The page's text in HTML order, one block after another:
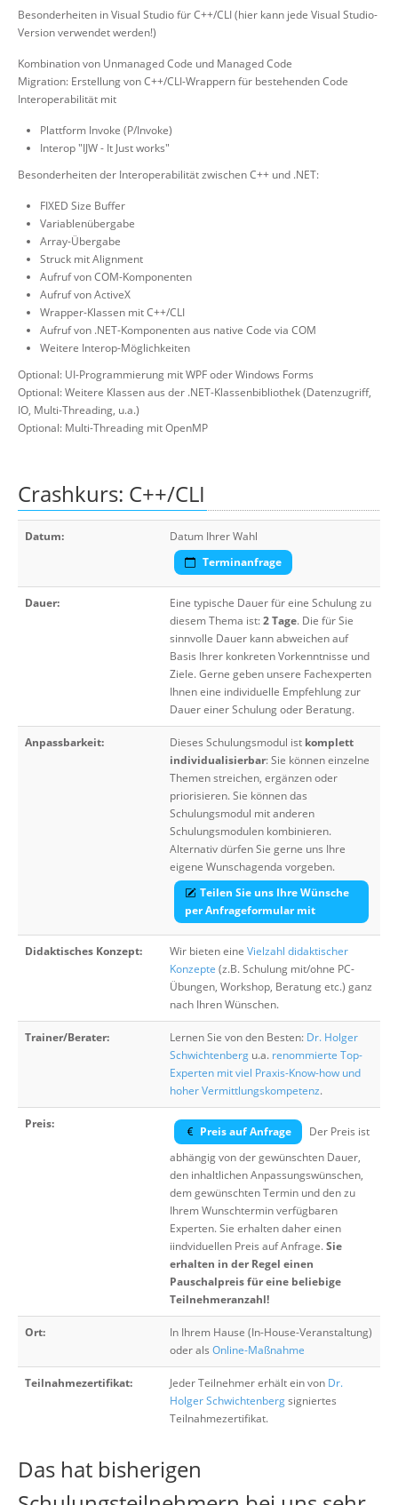
Besonderheiten in Visual Studio für C++/CLI (hier kann jede Visual Studio-
Version verwendet werden!)
Kombination von Unmanaged Code und Managed Code
Migration: Erstellung von C++/CLI-Wrappern für bestehenden Code
Interoperabilität mit
Plattform Invoke (P/Invoke)
Interop "IJW - It Just works"
Besonderheiten der Interoperabilität zwischen C++ und .NET:
FIXED Size Buffer
Variablenübergabe
Array-Übergabe
Struck mit Alignment
Aufruf von COM-Komponenten
Aufruf von ActiveX
Wrapper-Klassen mit C++/CLI
Aufruf von .NET-Komponenten aus native Code via COM
Weitere Interop-Möglichkeiten
Optional: UI-Programmierung mit WPF oder Windows Forms
Optional: Weitere Klassen aus der .NET-Klassenbibliothek (Datenzugriff,
IO, Multi-Threading, u.a.)
Optional: Multi-Threading mit OpenMP
Crashkurs: C++/CLI
Datum:
Datum Ihrer Wahl
Terminanfrage
Dauer:
Eine typische Dauer für eine Schulung zu
diesem Thema ist:2 Tage. Die für Sie
sinnvolle Dauer kann abweichen auf
Basis Ihrer konkreten Vorkenntnisse und
Ziele. Gerne geben unsere Fachexperten
Ihnen eine individuelle Empfehlung zur
Dauer einer Schulung oder Beratung.
Anpassbarkeit: Dieses Schulungsmodul ist komplett
individualisierbar: Sie können einzelne
Themen streichen, ergänzen oder
priorisieren. Sie können das
Schulungsmodul mit anderen
Schulungsmodulen kombinieren.
Alternativ dürfen Sie gerne uns Ihre
eigene Wunschagenda vorgeben.
Teilen Sie uns Ihre Wünsche
per Anfrageformular mit
Didaktisches Konzept: Wir bieten eine Vielzahl didaktischer
Konzepte (z.B. Schulung mit/ohne PC-
Übungen, Workshop, Beratung etc.) ganz
nach Ihren Wünschen.
Trainer/Berater: Lernen Sie von den Besten: Dr. Holger
Schwichtenberg u.a. renommierte Top-
Experten mit viel Praxis-Know-how und
hoher Vermittlungskompetenz.
Preis:
Preis auf Anfrage
Der Preis ist
abhängig von der gewünschten Dauer,
den inhaltlichen Anpassungswünschen,
dem gewünschten Termin und den zu
Ihrem Wunschtermin verfügbaren
Experten. Sie erhalten daher einen
iindviduellen Preis auf Anfrage.Sie
erhalten in der Regel einen
Pauschalpreis für eine beliebige
Teilnehmeranzahl!
Ort:
In Ihrem Hause (In-House-Veranstaltung)
oder als Online-Maßnahme
Teilnahmezertifikat: Jeder Teilnehmer erhält ein von Dr.
Holger Schwichtenbergsigniertes
Teilnahmezertifikat.
Das hat bisherigen